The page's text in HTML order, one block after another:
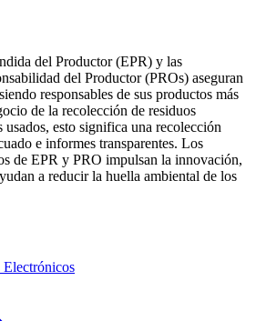
del Productor (EPR) y las
del Productor (PROs) aseguran
responsables de sus productos más
de la recolección de residuos
esto significa una recolección
e informes transparentes. Los
de EPR y PRO impulsan la innovación,
a reducir la huella ambiental de los
Electrónicos